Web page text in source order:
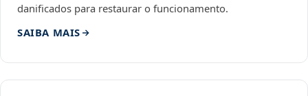
danificados para restaurar o funcionamento.
SAIBA MAIS